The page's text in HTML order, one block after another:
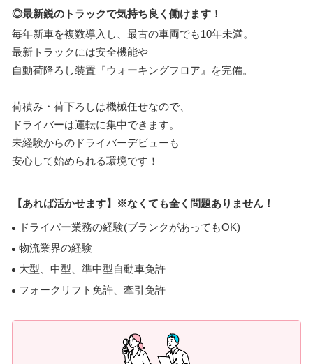
◎最新鋭のトラックで気持ち良く働けます！
毎年新車を複数導入し、最古の車両でも10年未満。
最新トラックには安全機能や
自動荷降ろし装置『ウォーキングフロア』を完備。
荷積み・荷下ろしは機械任せなので、
ドライバーは運転に集中できます。
未経験からのドライバーデビューも
安心して始められる環境です！
【あれば活かせます】※なくても全く問題ありません！
ドライバー業務の経験(ブランクがあってもOK)
物流業界の経験
大型、中型、準中型自動車免許
フォークリフト免許、牽引免許